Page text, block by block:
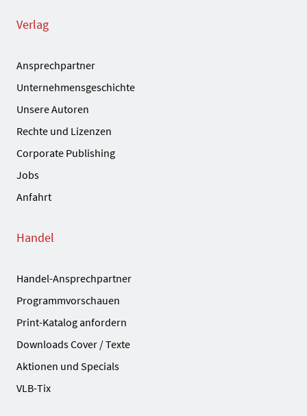
Verlag
Ansprechpartner
Unternehmensgeschichte
Unsere Autoren
Rechte und Lizenzen
Corporate Publishing
Jobs
Anfahrt
Handel
Handel-Ansprechpartner
Programmvorschauen
Print-Katalog anfordern
Downloads Cover / Texte
Aktionen und Specials
VLB-Tix